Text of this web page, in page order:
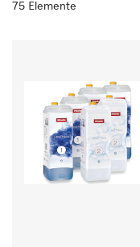
75 Elemente